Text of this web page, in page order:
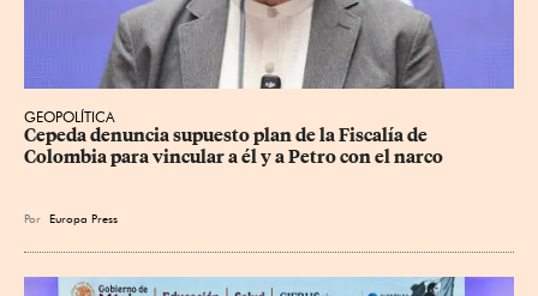
GEOPOLÍTICA
Cepeda denuncia supuesto plan de la Fiscalía de
Colombia para vincular a él y a Petro con el narco
Por Europa Press